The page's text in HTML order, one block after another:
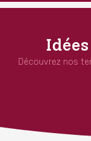
Découvrez nos